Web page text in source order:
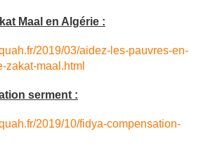
Maal en Algérie :
2019/03/aidez-les-pauvres-en-
zakat-maal.html
serment :
2019/10/fidya-compensation-